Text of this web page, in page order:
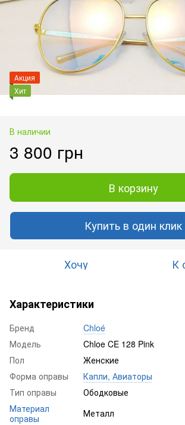
Акция
Хит
В наличии
3 800 грн
В корзину
Купить в один клик
Хочу К
Характеристики
Бренд
Chloé
Модель
Chloe CE 128 Pink
Пол
Женские
Форма оправы
Капли, Авиаторы
Тип оправы
Ободковые
Материал
оправы
Металл